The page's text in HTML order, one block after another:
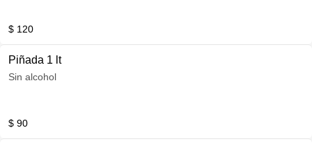
$ 120
Piñada 1 lt
Sin alcohol
$ 90